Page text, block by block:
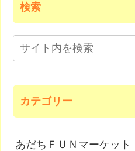
検索
カテゴリー
あだちＦＵＮマーケット